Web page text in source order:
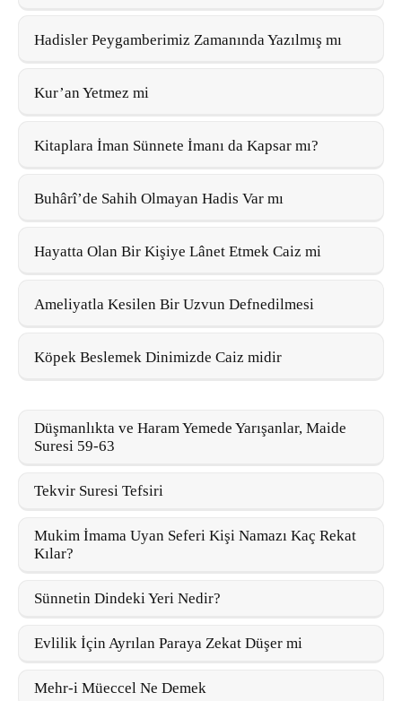
Hadisler Peygamberimiz Zamanında Yazılmış mı
Kur’an Yetmez mi
Kitaplara İman Sünnete İmanı da Kapsar mı?
Buhârî’de Sahih Olmayan Hadis Var mı
Hayatta Olan Bir Kişiye Lânet Etmek Caiz mi
Ameliyatla Kesilen Bir Uzvun Defnedilmesi
Köpek Beslemek Dinimizde Caiz midir
Düşmanlıkta ve Haram Yemede Yarışanlar, Maide
Suresi 59-63
Tekvir Suresi Tefsiri
Mukim İmama Uyan Seferi Kişi Namazı Kaç Rekat
Kılar?
Sünnetin Dindeki Yeri Nedir?
Evlilik İçin Ayrılan Paraya Zekat Düşer mi
Mehr-i Müeccel Ne Demek